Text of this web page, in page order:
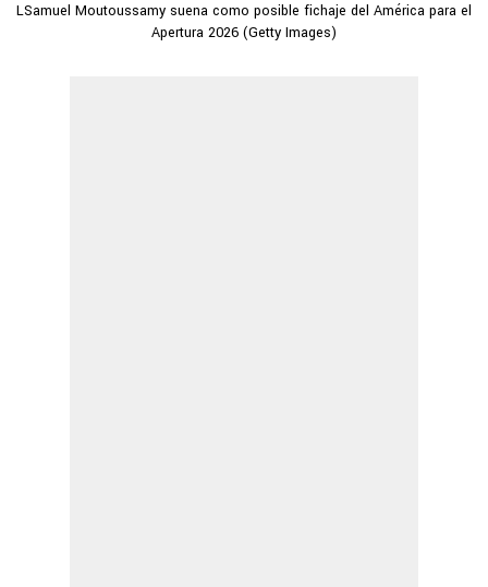
LSamuel Moutoussamy suena como posible fichaje del América para el
Apertura 2026 (Getty Images)